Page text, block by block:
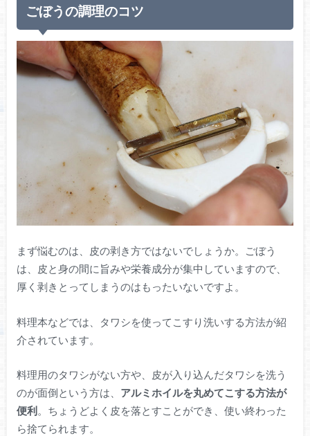
ごぼうの調理のコツ
まず悩むのは、皮の剥き方ではないでしょうか。ごぼう
は、皮と身の間に旨みや栄養成分が集中していますので、
厚く剥きとってしまうのはもったいないですよ。
料理本などでは、タワシを使ってこすり洗いする方法が紹
介されています。
料理用のタワシがない方や、皮が入り込んだタワシを洗う
のが面倒という方は、 アルミホイルを丸めてこする方法が
便利。ちょうどよく皮を落とすことができ、使い終わった
ら捨てられます。